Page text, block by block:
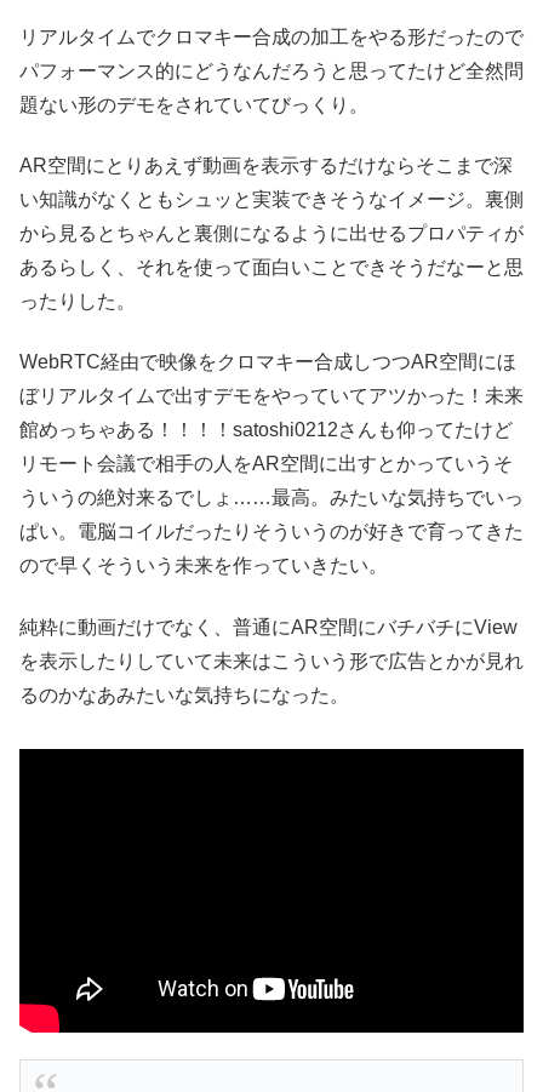
リアルタイムでクロマキー合成の加工をやる形だったので
パフォーマンス的にどうなんだろうと思ってたけど全然問
題ない形のデモをされていてびっくり。
AR空間にとりあえず動画を表示するだけならそこまで深
い知識がなくともシュッと実装できそうなイメージ。裏側
から見るとちゃんと裏側になるように出せるプロパティが
あるらしく、それを使って面白いことできそうだなーと思
ったりした。
WebRTC経由で映像をクロマキー合成しつつAR空間にほ
ぼリアルタイムで出すデモをやっていてアツかった！未来
館めっちゃある！！！！satoshi0212さんも仰ってたけど
リモート会議で相手の人をAR空間に出すとかっていうそ
ういうの絶対来るでしょ……最高。みたいな気持ちでいっ
ぱい。電脳コイルだったりそういうのが好きで育ってきた
ので早くそういう未来を作っていきたい。
純粋に動画だけでなく、普通にAR空間にバチバチにView
を表示したりしていて未来はこういう形で広告とかが見れ
るのかなあみたいな気持ちになった。